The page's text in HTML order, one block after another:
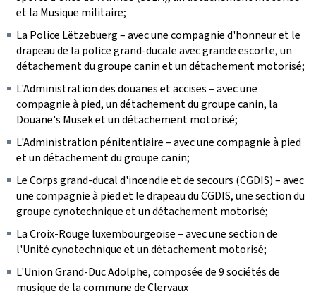
et la Musique militaire;
La Police Lëtzebuerg– avec une compagnie d'honneur et le
drapeau de la police grand-ducale avec grande escorte, un
détachement du groupe canin et un détachement motorisé;
L'Administration des douanes et accises – avec une
compagnie à pied, un détachement du groupe canin, la
Douane's Museket un détachement motorisé;
L'Administration pénitentiaire – avec une compagnie à pied
et un détachement du groupe canin;
Le Corps grand-ducal d'incendie et de secours (CGDIS) – avec
une compagnie à pied et le drapeau du CGDIS, une section du
groupe cynotechnique et un détachement motorisé;
La Croix-Rouge luxembourgeoise – avec une section de
l'Unité cynotechnique et un détachement motorisé;
L'Union Grand-Duc Adolphe, composée de 9 sociétés de
musique de la commune de Clervaux